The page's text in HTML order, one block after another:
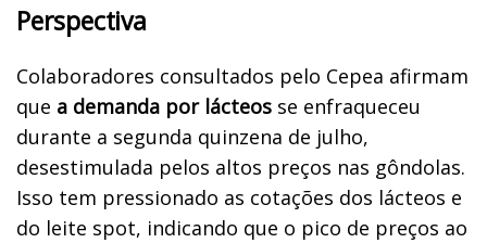
Perspectiva
Colaboradores consultados pelo Cepea afirmam
que a demanda por lácteos se enfraqueceu
durante a segunda quinzena de julho,
desestimulada pelos altos preços nas gôndolas.
Isso tem pressionado as cotações dos lácteos e
do leite spot, indicando que o pico de preços ao